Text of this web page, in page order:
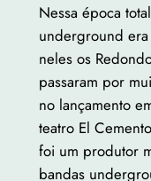
Nessa época
underground era
neles os
passaram por
no lançamento
teatro El
foi um produtor
bandas